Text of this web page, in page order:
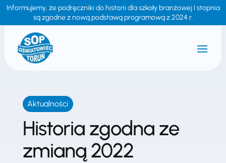
Informujemy, że podręczniki do historii dla szkoły branżowej I stopnia
są zgodne z nową podstawą programową z 2024 r.
Aktualności
Historia zgodna ze
zmianą 2022